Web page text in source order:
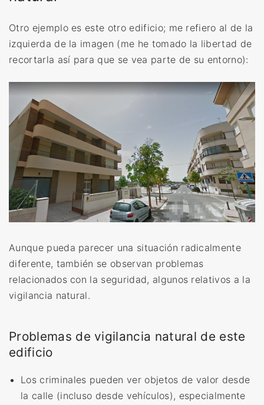
Otro ejemplo es este otro edificio; me refiero al de la
izquierda de la imagen (me he tomado la libertad de
recortarla así para que se vea parte de su entorno):
Aunque pueda parecer una situación radicalmente
diferente, también se observan problemas
relacionados con la seguridad, algunos relativos a la
vigilancia natural.
Problemas de vigilancia natural de este
edificio
Los criminales pueden ver objetos de valor desde
la calle (incluso desde vehículos), especialmente